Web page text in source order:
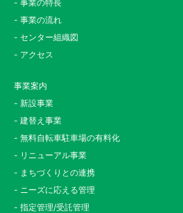
- 事業の特長
- 事業の流れ
- センター組織図
- アクセス
事業案内
- 新設事業
- 建替え事業
- 無料自転車駐車場の有料化
- リニューアル事業
- まちづくりとの連携
- ニーズに応える管理
- 指定管理/受託管理